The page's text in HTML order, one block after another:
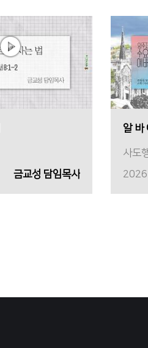
금교성 담임목사
알 바
사도